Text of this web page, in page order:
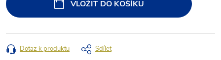
VLOŽIT DO KOŠÍKU
Dotaz k produktu Sdílet